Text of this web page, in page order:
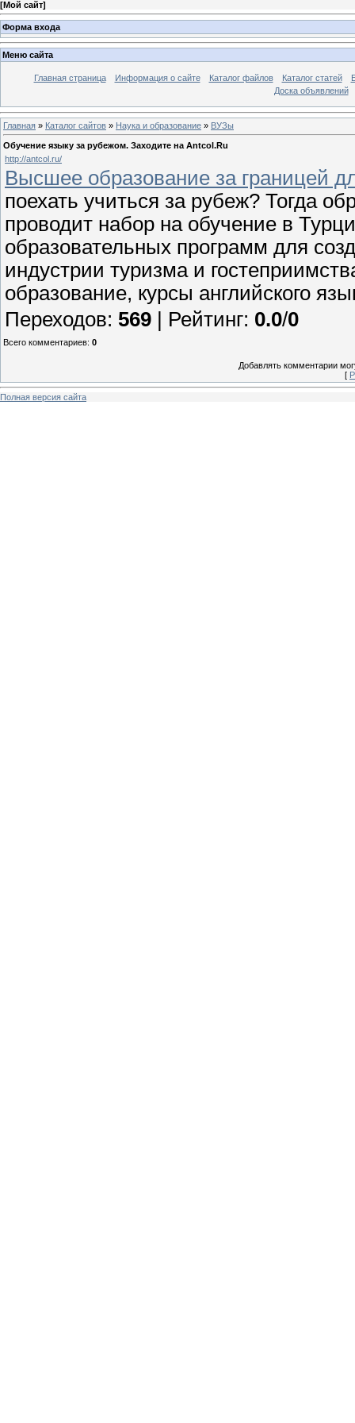
[Мой сайт]
Форма входа
Меню сайта
Главная страница Информация о сайте Каталог файлов Каталог статей
Доска объявлений
Главная » Каталог сайтов » Наука и образование » ВУЗы
Обучение языку за рубежом. Заходите на Antcol.Ru
http://antcol.ru/
Высшее образование за границей
поехать учиться за рубеж? Тогда
проводит набор на обучение в
образовательных программ для
индустрии туризма и
образование, курсы английского
Переходов: 569 | Рейтинг: 0.0/0
Всего комментариев: 0
Добавлять комментарии
[
Полная версия сайта